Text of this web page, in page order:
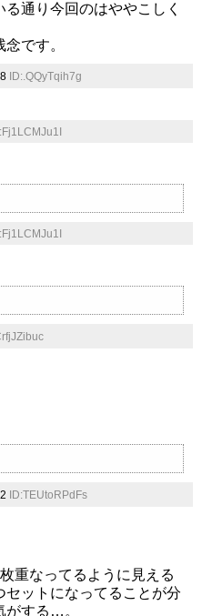
通り今回のはややこしく
です。
ID:.QQyTqih7g
ID:TEUtoRPdFs
重なってるように見える
セットになってることが分
がする…。